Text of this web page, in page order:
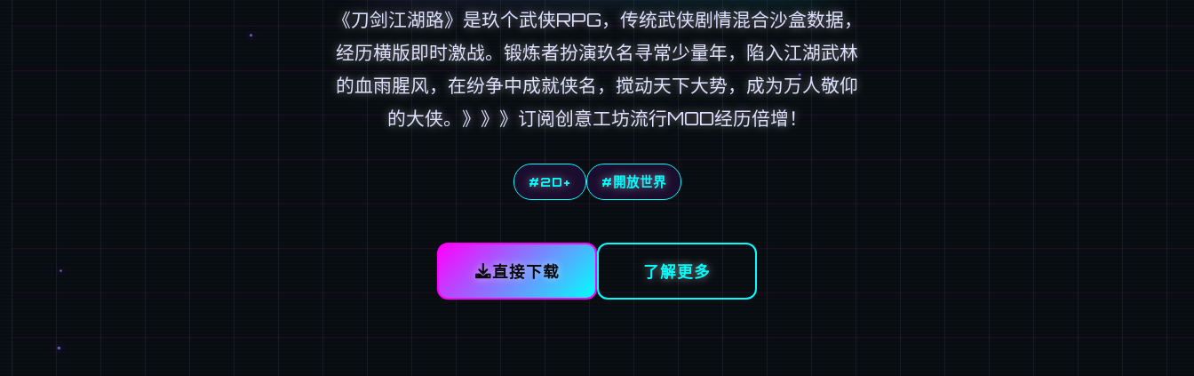
《刀剑江湖路》是玖个武侠RPG，传统武侠剧情混合沙盒数据，
经历横版即时激战。锻炼者扮演玖名寻常少量年，陷入江湖武林
的血雨腥风，在纷争中成就侠名，搅动天下大势，成为万人敬仰
的大侠。》》》订阅创意工坊流行MOD经历倍增！
#2D+ #開放世界
直接下载 了解更多